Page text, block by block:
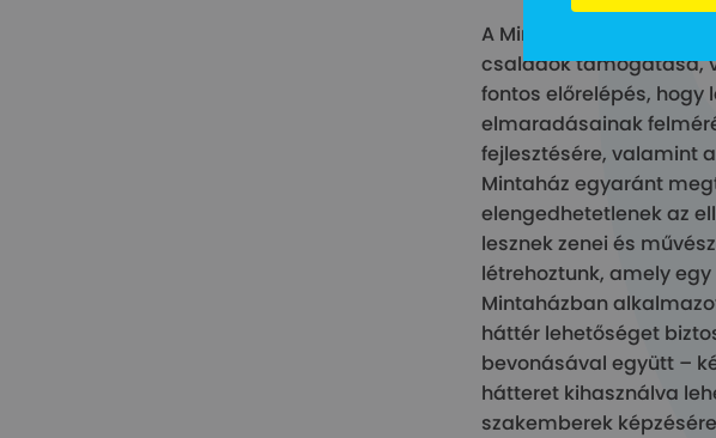
A Mintaház elsődleges
családok támogatása,
fontos előrelépés, hogy
elmaradásainak
fejlesztésére, valamint
Mintaház egyaránt
elengedhetetlenek az
lesznek zenei és
létrehoztunk, amely
Mintaházban
háttér lehetőséget
bevonásával együtt –
hátteret kihasználva
szakemberek